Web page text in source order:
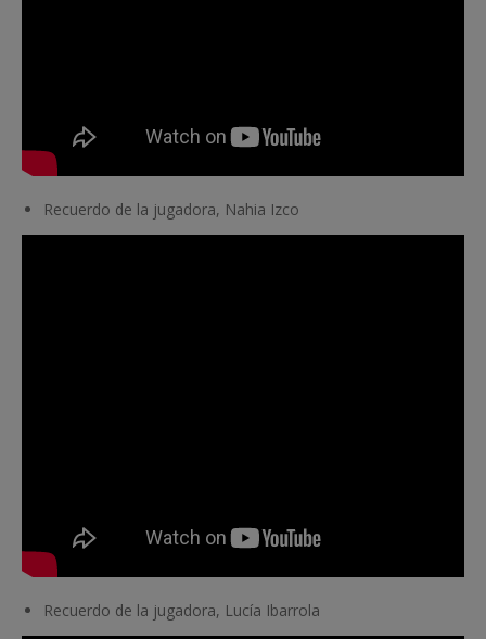
Recuerdo de la jugadora, Nahia Izco
Recuerdo de la jugadora, Lucía Ibarrola